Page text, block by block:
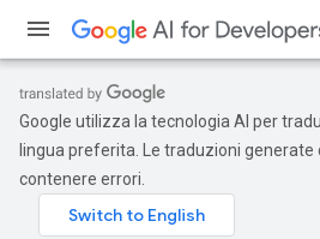
Google utilizza la tecnologia AI per
lingua preferita. Le traduzioni generate
contenere errori.